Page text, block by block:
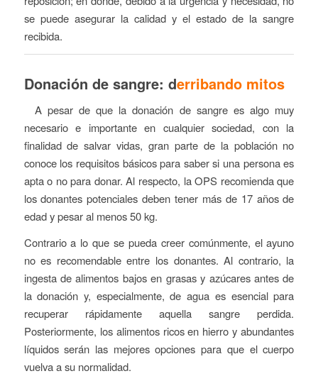
se puede asegurar la calidad y el estado de la sangre
recibida.
Donación de sangre: derribando mitos
A pesar de que la donación de sangre es algo muy
necesario e importante en cualquier sociedad, con la
finalidad de salvar vidas, gran parte de la población no
conoce los requisitos básicos para saber si una persona es
apta o no para donar. Al respecto, la OPS recomienda que
los donantes potenciales deben tener más de 17 años de
edad y pesar al menos 50 kg.
Contrario a lo que se pueda creer comúnmente, el ayuno
no es recomendable entre los donantes. Al contrario, la
ingesta de alimentos bajos en grasas y azúcares antes de
la donación y, especialmente, de agua es esencial para
recuperar rápidamente aquella sangre perdida.
Posteriormente, los alimentos ricos en hierro y abundantes
líquidos serán las mejores opciones para que el cuerpo
vuelva a su normalidad.